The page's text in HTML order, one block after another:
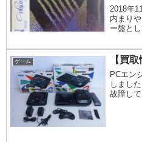
2018年
内まり
ー盤と
ーアル
ム『
ム『
ゲーム 【買
PCエン
しまし
故障し